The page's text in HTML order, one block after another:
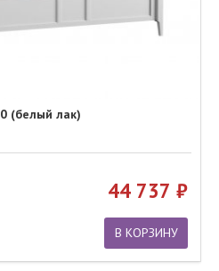
(белый лак)
44 737
В КОРЗИНУ